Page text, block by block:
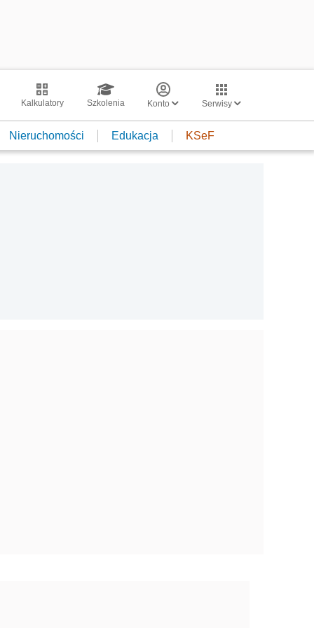
Kalkulatory Szkolenia Konto Serwisy
Nieruchomości Edukacja KSeF